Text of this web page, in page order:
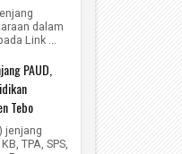
dalam
Link ...
PAUD,
Tebo
jenjang
TPA, SPS,